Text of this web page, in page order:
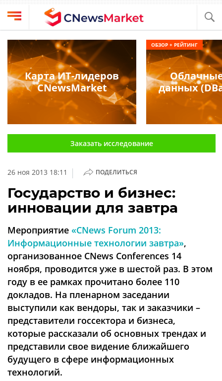
Выбрать
провайдера
Публикации
Компании
обзоры
О
проекте
CNews
Аналитика
Конференции
Техника
ТВ
Об
издании
Реклама
Вакансии
Контакты
Max
Telegram
Дзен
VK
Rutube
CNews
Аналитика
Конференции
Техника
Заказать исследование
26 ноя 2013 18:11 | ПОДЕЛИТЬСЯ
Государство и бизнес:
инновации для завтра
Мероприятие «CNews Forum 2013:
Информационные технологии завтра»,
организованное CNews Conferences 14
ноября, проводится уже в шестой раз. В этом
году в ее рамках прочитано более 110
докладов. На пленарном заседании
выступили как вендоры, так и заказчики –
представители госсектора и бизнеса,
которые рассказали об основных трендах и
представили свое видение ближайшего
будущего в сфере информационных
технологий.
Карта ИТ-лидеров
CNewsMarket
данных
ОБЗОР + РЕЙТИНГ